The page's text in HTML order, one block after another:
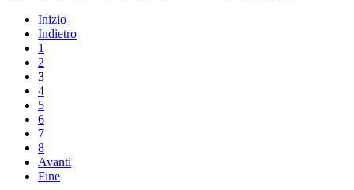
Inizio
Indietro
1
2
3
4
5
6
7
8
Avanti
Fine